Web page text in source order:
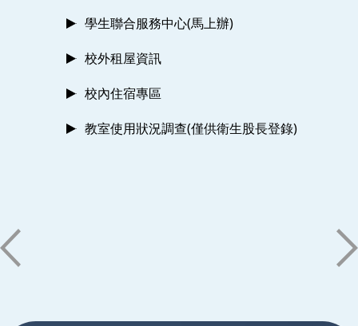
學生聯合服務中心(馬上辦)
校外租屋資訊
校內住宿專區
教室使用狀況調查(僅供衛生股長登錄)